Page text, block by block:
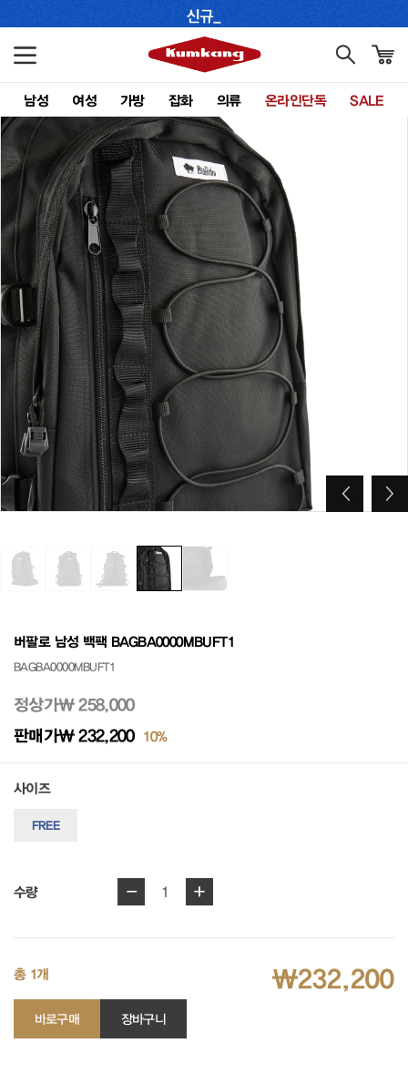
남성 여성 가방 잡화 의류 온라인단독 SALE
버팔로 남성 백팩 BAGBA0000MBUFT1
BAGBA0000MBUFT1
정상가₩ 258,000
판매가₩ 232,200 10%
사이즈
FREE
수량 - 1 +
총 1개 ₩232,200
바로구매 장바구니